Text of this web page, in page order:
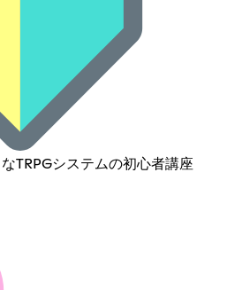
TRPGシステムの初心者講座